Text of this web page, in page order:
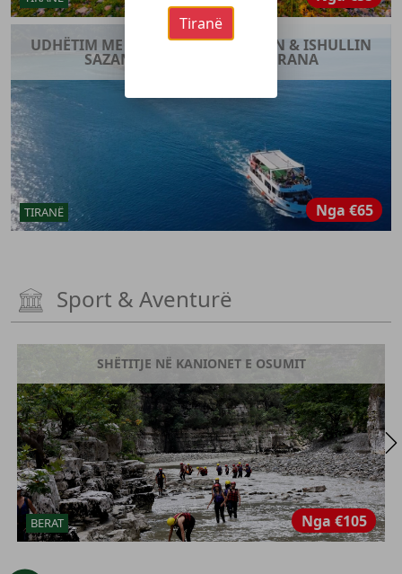
UDHËTIM ME ANIJE NË KARABURUN & ISHULLIN
SAZAN – TUR DITOR NGA TIRANA
TIRANË Nga €65
Sport & Aventurë
SHËTITJE NË KANIONET E OSUMIT
BERAT Nga €105
Tiranë